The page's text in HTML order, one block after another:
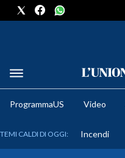
METEO
ProgrammaUS Video
TEMI CALDI DI OGGI: Incendi